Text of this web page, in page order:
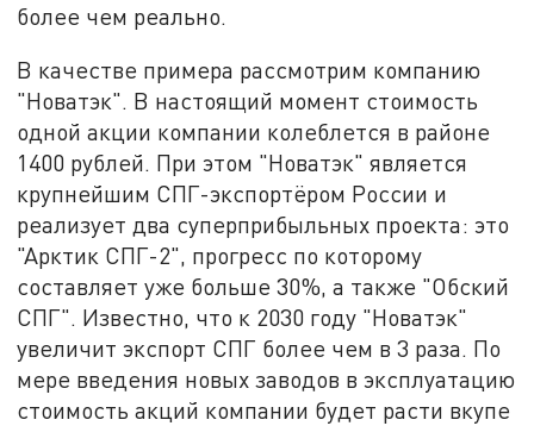
более чем реально.
В качестве примера рассмотрим компанию
"Новатэк". В настоящий момент стоимость
одной акции компании колеблется в районе
1400 рублей. При этом "Новатэк" является
крупнейшим СПГ-экспортёром России и
реализует два суперприбыльных проекта: это
"Арктик СПГ-2", прогресс по которому
составляет уже больше 30%, а также "Обский
СПГ". Известно, что к 2030 году "Новатэк"
увеличит экспорт СПГ более чем в 3 раза. По
мере введения новых заводов в эксплуатацию
стоимость акций компании будет расти вкупе